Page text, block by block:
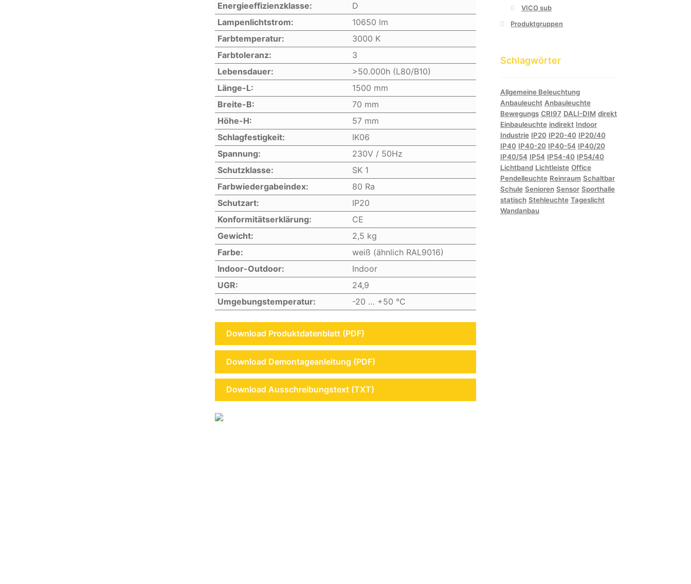
Energieeffizienzklasse:
D
Lampenlichtstrom:
10650 lm
Farbtemperatur:
3000 K
Farbtoleranz:
3
Lebensdauer:
>50.000h (L80/B10)
Länge-L:
1500 mm
Breite-B:
70 mm
Höhe-H:
57 mm
Schlagfestigkeit:
IK06
Spannung:
230V / 50Hz
Schutzklasse:
SK 1
Farbwiedergabeindex:
80 Ra
Schutzart:
IP20
Konformitätserklärung:
CE
Gewicht:
2,5 kg
Farbe:
weiß (ähnlich RAL9016)
Indoor-Outdoor:
Indoor
UGR:
24,9
Umgebungstemperatur:
-20 … +50 °C
Download Produktdatenblatt (PDF)
Download Demontageanleitung (PDF)
Download Ausschreibungstext (TXT)
VICO sub
Produktgruppen
Schlagwörter
Allgemeine Beleuchtung
Anbauleucht Anbauleuchte
Bewegungs CRI97 DALI-DIM direkt
Einbauleuchte indirekt Indoor
Industrie IP20 IP20-40 IP20/40
IP40 IP40-20 IP40-54 IP40/20
IP40/54 IP54 IP54-40 IP54/40
Lichtband Lichtleiste Office
Pendelleuchte Reinraum Schaltbar
Schule Senioren Sensor Sporthalle
statisch Stehleuchte Tageslicht
Wandanbau